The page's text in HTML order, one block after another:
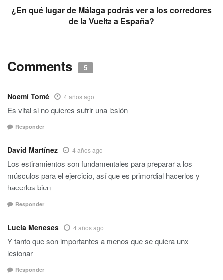
¿En qué lugar de Málaga podrás ver a los corredores
de la Vuelta a España?
Comments 5
Noemí Tomé 4 años ago
Es vital si no quieres sufrir una lesión
Responder
David Martínez 4 años ago
Los estiramientos son fundamentales para preparar a los
músculos para el ejercicio, así que es primordial hacerlos y
hacerlos bien
Responder
Lucia Meneses 4 años ago
Y tanto que son importantes a menos que se quiera unx
lesionar
Responder